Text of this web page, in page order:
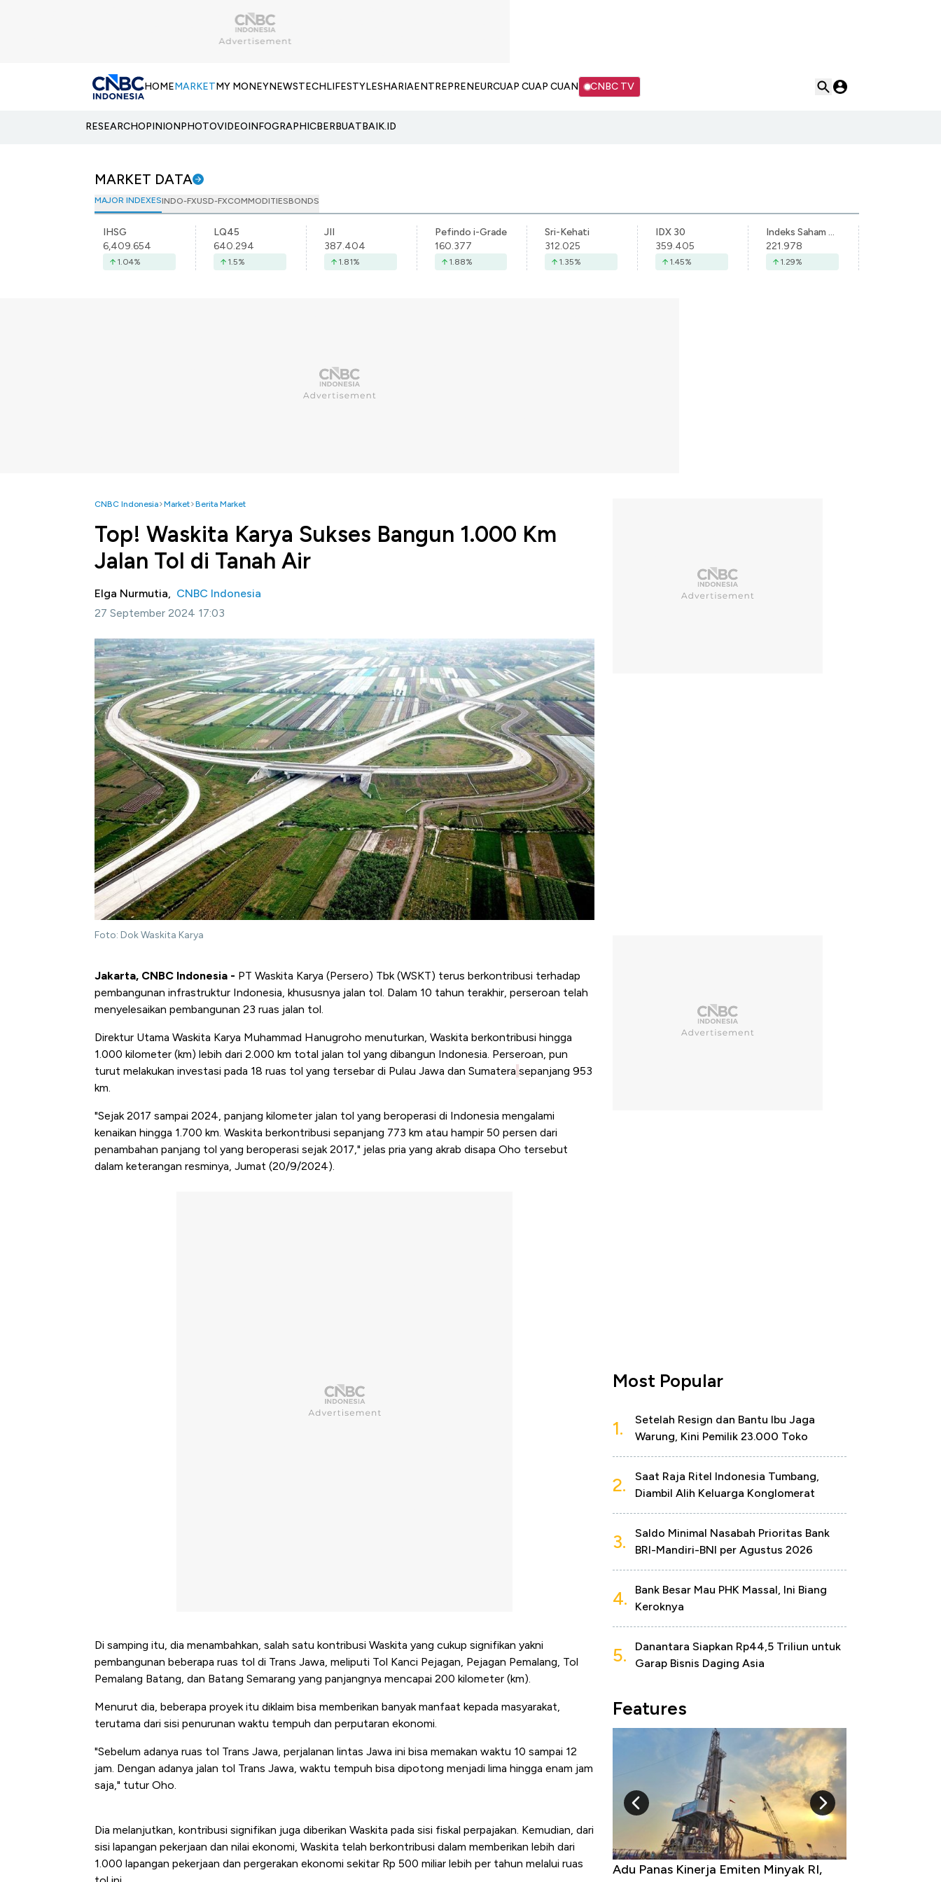
HOMEMARKETMY MONEYNEWSTECHLIFESTYLESHARIAENTREPRENEURCUAP CUAP CUAN CNBC TV
RESEARCHOPINIONPHOTOVIDEOINFOGRAPHICBERBUATBAIK.ID
MARKET DATA
MAJOR INDEXESINDO-FXUSD-FXCOMMODITIESBONDS
IHSG
6,409.654
1.04%
LQ45
640.294
1.5%
JII
387.404
1.81%
Pefindo i-Grade
160.377
1.88%
Sri-Kehati
312.025
1.35%
IDX 30
359.405
1.45%
Indeks Saham Syariah Indonesia
221.978
1.29%
CNBC Indonesia Market Berita Market
Top! Waskita Karya Sukses Bangun 1.000 Km
Jalan Tol di Tanah Air
Elga Nurmutia, CNBC Indonesia
27 September 2024 17:03
Foto: Dok Waskita Karya
Jakarta, CNBC Indonesia - PT Waskita Karya (Persero) Tbk (WSKT) terus berkontribusi terhadap
pembangunan infrastruktur Indonesia, khususnya jalan tol. Dalam 10 tahun terakhir, perseroan telah
menyelesaikan pembangunan 23 ruas jalan tol.
Direktur Utama Waskita Karya Muhammad Hanugroho menuturkan, Waskita berkontribusi hingga
1.000 kilometer (km) lebih dari 2.000 km total jalan tol yang dibangun Indonesia. Perseroan, pun
turut melakukan investasi pada 18 ruas tol yang tersebar di Pulau Jawa dan Sumatera sepanjang 953
km.
"Sejak 2017 sampai 2024, panjang kilometer jalan tol yang beroperasi di Indonesia mengalami
kenaikan hingga 1.700 km. Waskita berkontribusi sepanjang 773 km atau hampir 50 persen dari
penambahan panjang tol yang beroperasi sejak 2017," jelas pria yang akrab disapa Oho tersebut
dalam keterangan resminya, Jumat (20/9/2024).
Di samping itu, dia menambahkan, salah satu kontribusi Waskita yang cukup signifikan yakni
pembangunan beberapa ruas tol di Trans Jawa, meliputi Tol Kanci Pejagan, Pejagan Pemalang, Tol
Pemalang Batang, dan Batang Semarang yang panjangnya mencapai 200 kilometer (km).
Menurut dia, beberapa proyek itu diklaim bisa memberikan banyak manfaat kepada masyarakat,
terutama dari sisi penurunan waktu tempuh dan perputaran ekonomi.
"Sebelum adanya ruas tol Trans Jawa, perjalanan lintas Jawa ini bisa memakan waktu 10 sampai 12
jam. Dengan adanya jalan tol Trans Jawa, waktu tempuh bisa dipotong menjadi lima hingga enam jam
saja," tutur Oho.
Dia melanjutkan, kontribusi signifikan juga diberikan Waskita pada sisi fiskal perpajakan. Kemudian, dari
sisi lapangan pekerjaan dan nilai ekonomi, Waskita telah berkontribusi dalam memberikan lebih dari
1.000 lapangan pekerjaan dan pergerakan ekonomi sekitar Rp 500 miliar lebih per tahun melalui ruas
Most Popular
1.
Setelah Resign dan Bantu Ibu Jaga
Warung, Kini Pemilik 23.000 Toko
2.
Saat Raja Ritel Indonesia Tumbang,
Diambil Alih Keluarga Konglomerat
3.
Saldo Minimal Nasabah Prioritas Bank
BRI-Mandiri-BNI per Agustus 2026
4.
Bank Besar Mau PHK Massal, Ini Biang
Keroknya
5.
Danantara Siapkan Rp44,5 Triliun untuk
Garap Bisnis Daging Asia
Features
Kongo Tutup Keran Ekspor, Harga
Adu Panas Kinerja Emiten Minyak RI,
10 Provinsi dengan Tingkat